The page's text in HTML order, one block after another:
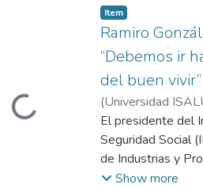
Estratégicas de
informe, que se
con el Fondo de
Unidas (UNFPA),
de 20 cuerpos de
las comisiones
internacionales y
de 60 años de 36
encuestadas.
Loading...
Item
Ramiro
“Debemos ir
del buen vivir”
(Universidad
Jaramillo, Ramiro
El presidente del
Seguridad Social
de Industrias y
distinguido como
Show more